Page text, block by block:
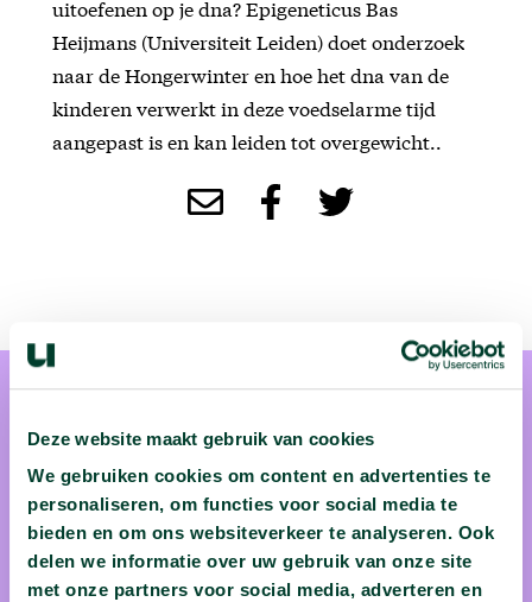
Deze website maakt gebruik van cookies
We gebruiken cookies om content en advertenties te
personaliseren, om functies voor social media te
bieden en om ons websiteverkeer te analyseren. Ook
delen we informatie over uw gebruik van onze site
met onze partners voor social media, adverteren en
uitoefenen op je dna? Epigeneticus Bas
Heijmans (Universiteit Leiden) doet onderzoek
naar de Hongerwinter en hoe het dna van de
kinderen verwerkt in deze voedselarme tijd
aangepast is en kan leiden tot overgewicht..
Dr. Bas Heijmans
Dr. Bas Heijmans is epigeneticus aan LUMC & Universiteit